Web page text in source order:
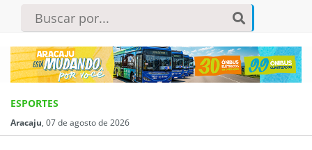
ESPORTES
Aracaju, 07 de agosto de 2026